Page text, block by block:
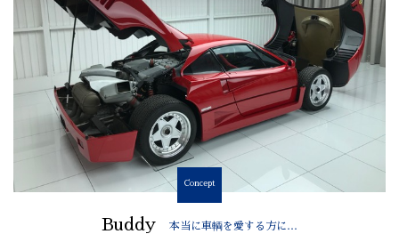
Concept
Buddy 本当に車輌を愛する方に…